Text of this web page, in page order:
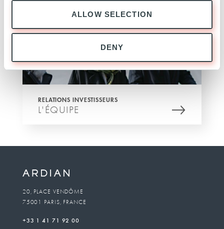
ALLOW SELECTION
DENY
RELATIONS INVESTISSEURS
L'ÉQUIPE
20, PLACE VENDÔME
75001 PARIS, FRANCE
+33 1 41 71 92 00